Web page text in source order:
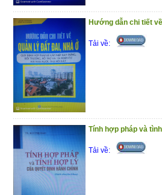
Hướng dẫn chi tiết
Tải về:
Tính hợp pháp và
Tải về: